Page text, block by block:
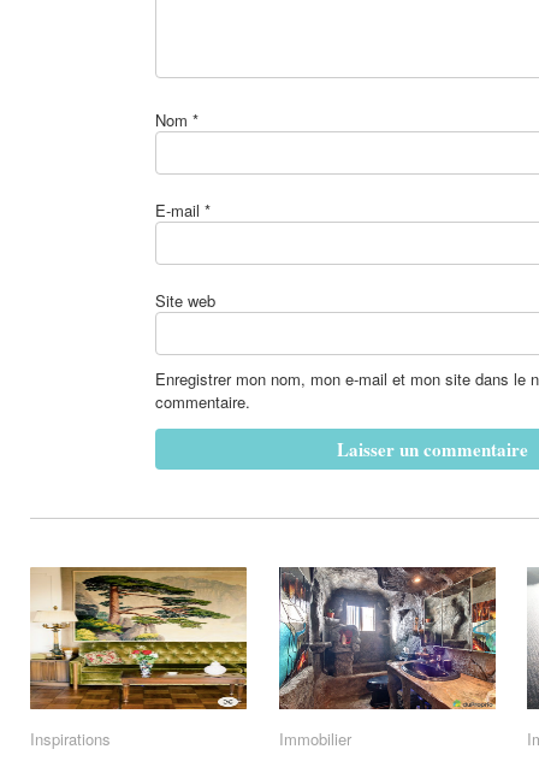
Nom *
E-mail *
Site web
Enregistrer mon nom, mon e-mail et mon site dans le
commentaire.
Inspirations
Inspirations Immobilier
Immobilier